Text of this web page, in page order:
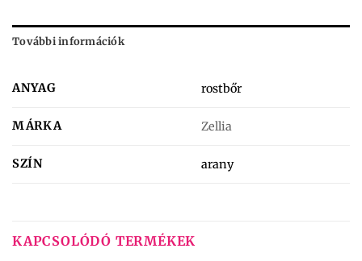
További információk
ANYAG rostbőr
MÁRKA Zellia
SZÍN arany
KAPCSOLÓDÓ TERMÉKEK